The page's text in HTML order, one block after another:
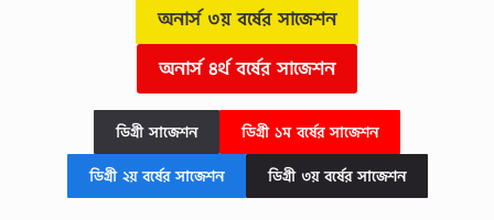
অনার্স ৩য় বর্ষের সাজেশন
অনার্স ৪র্থ বর্ষের সাজেশন
ডিগ্রী সাজেশন ডিগ্রী ১ম বর্ষের সাজেশন
ডিগ্রী ২য় বর্ষের সাজেশন ডিগ্রী ৩য় বর্ষের সাজেশন